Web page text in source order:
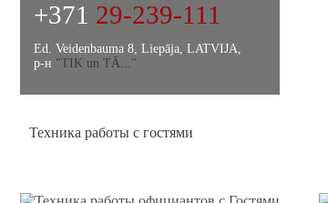
+371 29-239-111
Ed. Veidenbauma 8, Liepāja, LATVIJA,
р-н "TIK un TĀ..."
Техника работы с гостями